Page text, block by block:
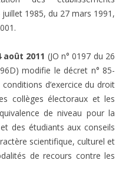
juillet 1985, du 27 mars 1991,
août 2011 (JO n° 0197 du 26
modifie le décret n° 85-
d’exercice du droit
collèges électoraux et les
de niveau pour la
des étudiants aux conseils
scientifique, culturel et
de recours contre les